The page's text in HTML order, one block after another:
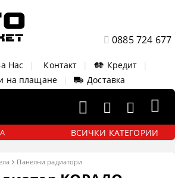
0885 724 677
Нас Контакт Кредит
на плащане
Доставка
ВСИЧКИ КАТЕГОРИИ
Панелни радиатори